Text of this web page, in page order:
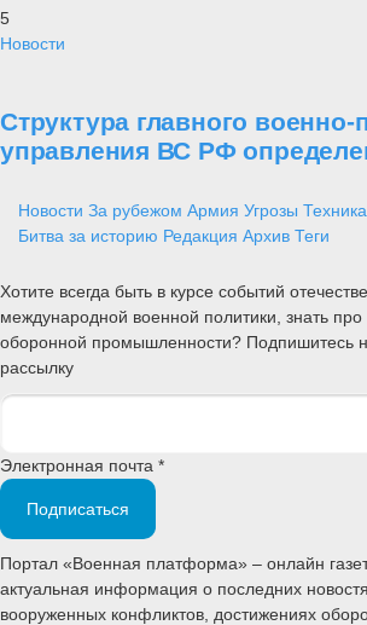
5
Новости
Структура главного военно-
управления ВС РФ
Новости За рубежом Армия Угрозы Техника
Битва за историю Редакция Архив Теги
Хотите всегда быть в курсе событий
международной военной политики, знать
оборонной промышленности? Подпишитесь
рассылку
Электронная почта *
Подписаться
Портал «Военная платформа» – онлайн
актуальная информация о последних
вооруженных конфликтов, достижениях